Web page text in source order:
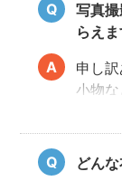
写真
らえ
申し
小物
おり
願い
どん